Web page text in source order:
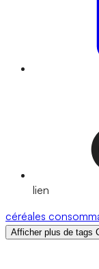
lien
céréales
Afficher plus de tags